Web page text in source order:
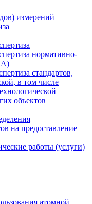
измерений
нормативно-
стандартов,
в том числе
объектов
на предоставление
работы (услуги)
атомной